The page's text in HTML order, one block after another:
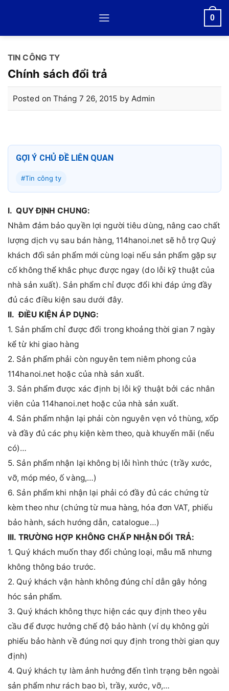
0
TIN CÔNG TY
Chính sách đổi trả
Posted on Tháng 7 26, 2015 byAdmin
GỢI Ý CHỦ ĐỀ LIÊN QUAN
#Tin công ty
I. QUY ĐỊNH CHUNG:
Nhằm đảm bảo quyền lợi người tiêu dùng, nâng cao chất
lượng dịch vụ sau bán hàng, 114hanoi.net sẽ hỗ trợ Quý
khách đổi sản phẩm mới cùng loại nếu sản phẩm gặp sự
cố không thể khắc phục được ngay (do lỗi kỹ thuật của
nhà sản xuất). Sản phẩm chỉ được đổi khi đáp ứng đầy
đủ các điều kiện sau dưới đây.
II. ĐIỀU KIỆN ÁP DỤNG:
1. Sản phẩm chỉ được đổi trong khoảng thời gian 7 ngày
kể từ khi giao hàng
2. Sản phẩm phải còn nguyên tem niêm phong của
114hanoi.net hoặc của nhà sản xuất.
3. Sản phẩm được xác định bị lỗi kỹ thuật bởi các nhân
viên của 114hanoi.net hoặc của nhà sản xuất.
4. Sản phẩm nhận lại phải còn nguyên vẹn vỏ thùng, xốp
và đầy đủ các phụ kiện kèm theo, quà khuyến mãi (nếu
có)…
5. Sản phẩm nhận lại không bị lỗi hình thức (trầy xước,
vỡ, móp méo, ố vàng,…)
6. Sản phẩm khi nhận lại phải có đầy đủ các chứng từ
kèm theo như (chứng từ mua hàng, hóa đơn VAT, phiếu
bảo hành, sách hướng dẫn, catalogue…)
III. TRƯỜNG HỢP KHÔNG CHẤP NHẬN ĐỔI TRẢ:
1. Quý khách muốn thay đổi chủng loại, mẫu mã nhưng
không thông báo trước.
2. Quý khách vận hành không đúng chỉ dẫn gây hỏng
hóc sản phẩm.
3. Quý khách không thực hiện các quy định theo yêu
cầu để được hưởng chế độ bảo hành (ví dụ không gửi
phiếu bảo hành về đúng nơi quy định trong thời gian quy
định)
4. Quý khách tự làm ảnh hưởng đến tình trạng bên ngoài
sản phẩm như rách bao bì, trầy, xước, vỡ,…